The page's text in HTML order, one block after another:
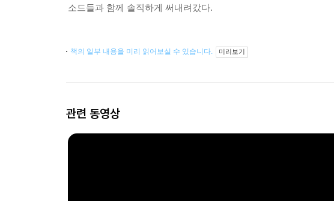
소드들과 함께 솔직하게 써내려갔다.
책의 일부 내용을 미리 읽어보실 수 있습니다. 미리보기
관련 동영상